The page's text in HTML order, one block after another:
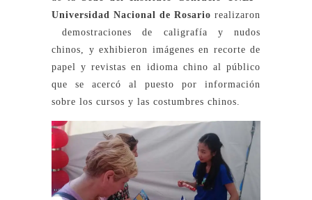
Universidad Nacional de Rosario realizaron
demostraciones de caligrafía y nudos
chinos, y exhibieron imágenes en recorte de
papel y revistas en idioma chino al público
que se acercó al puesto por información
sobre los cursos y las costumbres chinos.